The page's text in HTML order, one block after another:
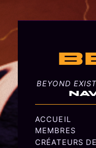
BEYOND
ACCUEIL
MEMBRES
CRÉATEURS